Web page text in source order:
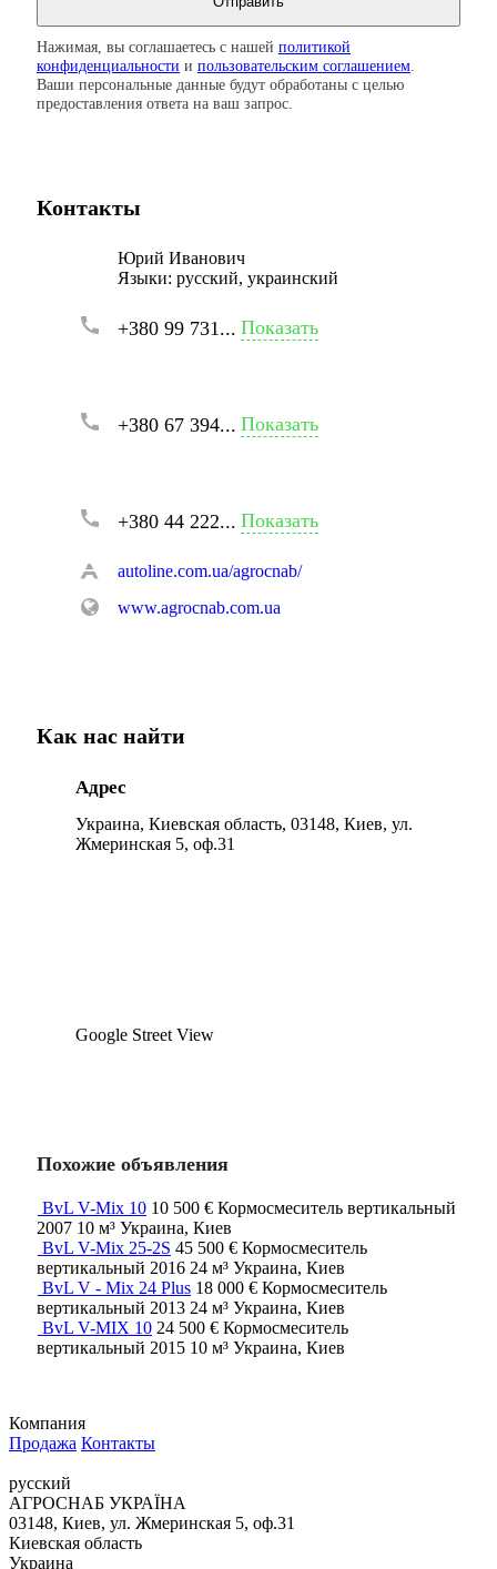
Нажимая, вы соглашаетесь с нашей политикой
конфиденциальности и пользовательским соглашением
Ваши персональные данные будут обработаны с целью
предоставления ответа на ваш запрос.
Контакты
Юрий Иванович
Языки: русский, украинский
+380 99 731... Показать
+380 67 394... Показать
+380 44 222... Показать
autoline.com.ua/agrocnab/
www.agrocnab.com.ua
Как нас найти
Адрес
Украина, Киевская область, 03148, Киев, ул.
Жмеринская 5, оф.31
Google Street View
Похожие объявления
BvL V-Mix 10 10 500 € Кормосмеситель вертикальный
2007 10 м³ Украина, Киев
BvL V-Mix 25-2S 45 500 € Кормосмеситель
вертикальный 2016 24 м³ Украина, Киев
BvL V - Mix 24 Plus 18 000 € Кормосмеситель
вертикальный 2013 24 м³ Украина, Киев
BvL V-MIX 10 24 500 € Кормосмеситель
вертикальный 2015 10 м³ Украина, Киев
Компания
Продажа Контакты
русский
АГРОСНАБ УКРАЇНА
03148, Киев, ул. Жмеринская 5, оф.31
Киевская область
Украина